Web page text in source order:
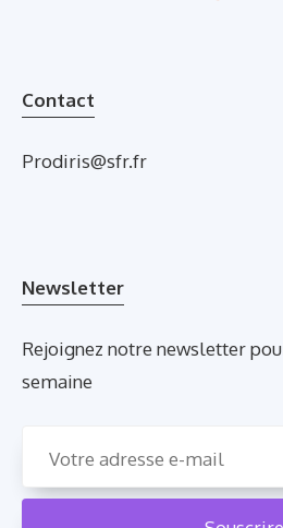
Contact
Prodiris@sfr.fr
Newsletter
Rejoignez notre newsletter
semaine